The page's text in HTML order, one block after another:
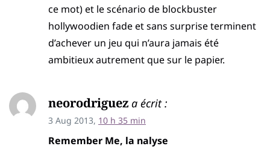
ce mot) et le scénario de blockbuster
hollywoodien fade et sans surprise terminent
d’achever un jeu qui n’aura jamais été
ambitieux autrement que sur le papier.
neorodriguez a écrit :
3 Aug 2013, 10 h 35 min
Remember Me, la nalyse